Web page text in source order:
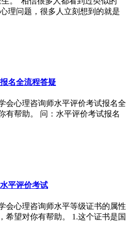
理问题，很多人立刻想到的就是
名全流程答疑
会心理咨询师水平评价考试报名全
有帮助。 问：水平评价考试报名
平评价考试
会心理咨询师水平等级证书的属性
希望对你有帮助。 1.这个证书是国